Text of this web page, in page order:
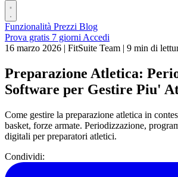
Funzionalità Prezzi Blog
Prova gratis 7 giorni Accedi
16 marzo 2026 | FitSuite Team | 9 min di
Preparazione Atletica:
Software per Gestire Piu'
Come gestire la preparazione atletica in
basket, forze armate. Periodizzazione,
digitali per preparatori atletici.
Condividi: